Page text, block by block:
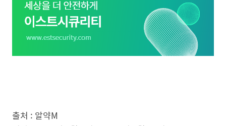
출처 : 알약M